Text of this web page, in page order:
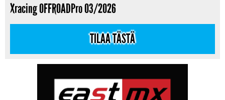
Xracing OFFROADPro 03/2026
TILAA TÄSTÄ